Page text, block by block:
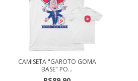
CAMISETA "GAROTO GOMA
BASE" PO...